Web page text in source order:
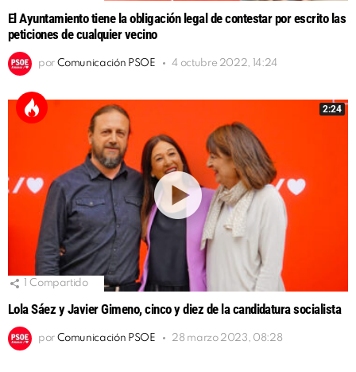
El Ayuntamiento tiene la obligación legal de contestar por escrito las
peticiones de cualquier vecino
por Comunicación PSOE 4 octubre 2022, 14:24
2:24
Compartido
Lola Sáez y Javier Gimeno, cinco y diez de la candidatura socialista
por Comunicación PSOE 28 marzo 2023, 08:28